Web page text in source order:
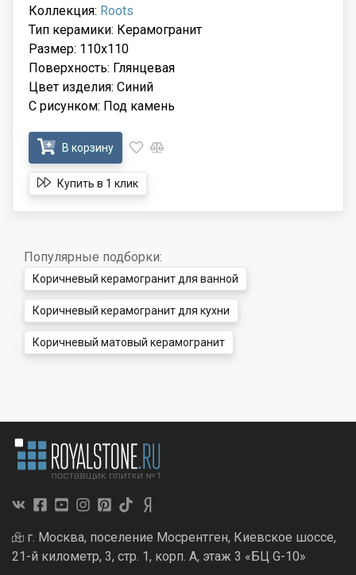
Коллекция: Roots
Тип керамики: Керамогранит
Размер: 110x110
Поверхность: Глянцевая
Цвет изделия: Синий
С рисунком: Под камень
В корзину
Купить в 1 клик
Популярные подборки:
Коричневый керамогранит для ванной
Коричневый керамогранит для кухни
Коричневый матовый керамогранит
г. Москва, поселение Мосрентген, Киевское шоссе,
21-й километр, 3, стр. 1, корп. А, этаж 3 «БЦ G-10»